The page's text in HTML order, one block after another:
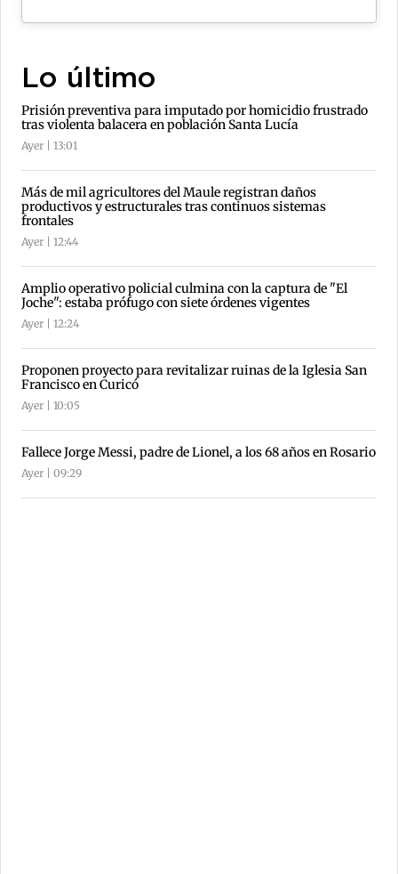
Lo último
Prisión preventiva para imputado por homicidio frustrado
tras violenta balacera en población Santa Lucía
Ayer | 13:01
Más de mil agricultores del Maule registran daños
productivos y estructurales tras continuos sistemas
frontales
Ayer | 12:44
Amplio operativo policial culmina con la captura de "El
Joche": estaba prófugo con siete órdenes vigentes
Ayer | 12:24
Proponen proyecto para revitalizar ruinas de la Iglesia San
Francisco en Curicó
Ayer | 10:05
Fallece Jorge Messi, padre de Lionel, a los 68 años en Rosario
Ayer | 09:29